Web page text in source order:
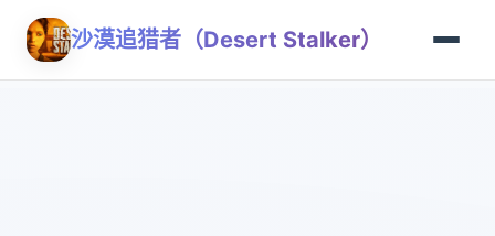
沙漠追猎者（Desert Stalker）